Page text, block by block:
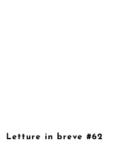
Letture in breve #62